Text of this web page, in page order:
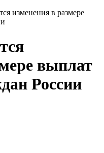
изменения в размере
выплат
России